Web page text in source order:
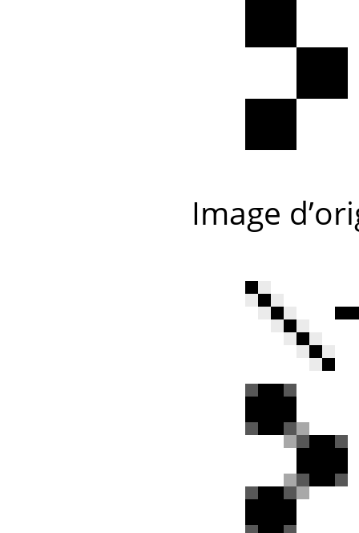
Image